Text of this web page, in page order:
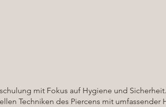
mit Fokus auf Hygiene und
Techniken des Piercens mit umfassender